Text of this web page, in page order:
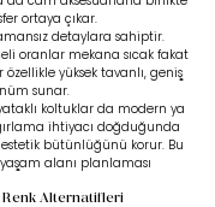
ortaya çıkar.
detaylara sahiptir.
oranlar mekana sıcak fakat
yüksek tavanlı, geniş
sunar.
koltuklarda modern ya
ihtiyacı doğduğunda
bütünlüğünü korur. Bu
alanı planlaması
Alternatifleri